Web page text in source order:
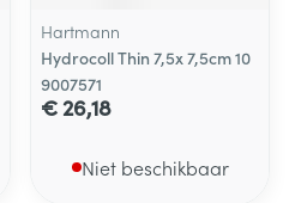
Hartmann
Hydrocoll Thin 7,5x 7,5cm 10
9007571
€ 26,18
Niet beschikbaar